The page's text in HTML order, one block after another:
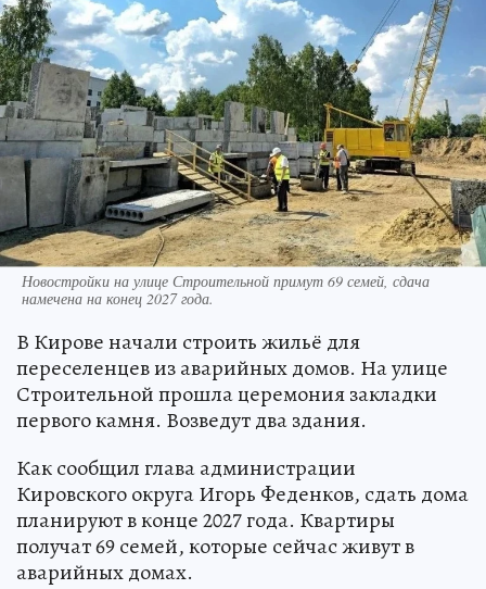
Новостройки на улице Строительной примут 69 семей, сдача
намечена на конец 2027 года.
В Кирове начали строить жильё для
переселенцев из аварийных домов. На улице
Строительной прошла церемония закладки
первого камня. Возведут два здания.
Как сообщил глава администрации
Кировского округа Игорь Феденков, сдать дома
планируют в конце 2027 года. Квартиры
получат 69 семей, которые сейчас живут в
аварийных домах.